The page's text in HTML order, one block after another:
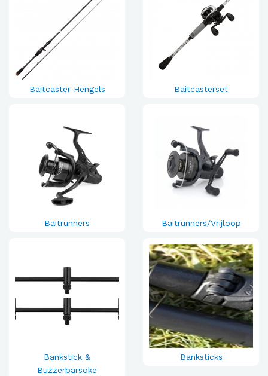
Baitcaster Hengels Baitcasterset
Baitrunners Baitrunners/Vrijloop
Bankstick &
Buzzerbarsoke
Banksticks